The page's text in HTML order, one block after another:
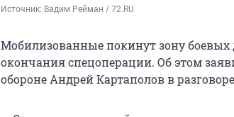
Источник: Вадим Рейман / 72.RU
Мобилизованные покинут зону боевых
окончания спецоперации. Об этом
обороне Андрей Картаполов в